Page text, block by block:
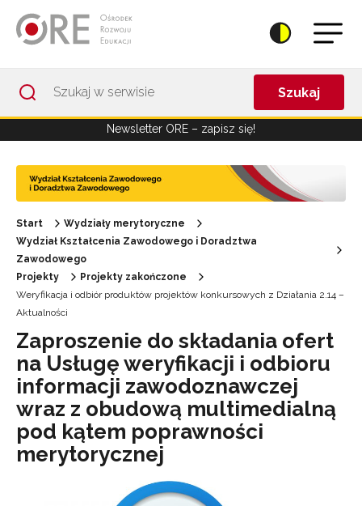
Szukaj
Newsletter ORE – zapisz się!
Start
Wydziały merytoryczne
Wydział Kształcenia Zawodowego i Doradztwa
Zawodowego
Projekty
Projekty zakończone
Weryfikacja i odbiór produktów projektów konkursowych z Działania 2.14 –
Aktualności
Zaproszenie do składania ofert
na Usługę weryfikacji i odbioru
informacji zawodoznawczej
wraz z obudową multimedialną
pod kątem poprawności
merytorycznej